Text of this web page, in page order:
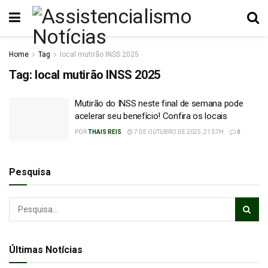
Home Tag local mutirão INSS 2025
Tag: local mutirão INSS 2025
Mutirão do INSS neste final de semana pode
acelerar seu benefício! Confira os locais
PORTHAIS REIS 7 DE OUTUBRO DE 2025, 21:57H 0
Pesquisa
Últimas Notícias